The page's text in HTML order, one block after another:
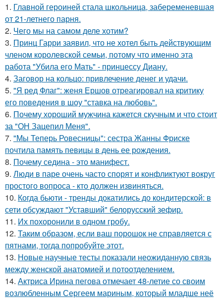
1. Главной героиней стала школьница, забеременевшая
от 21-летнего парня.
2. Чего мы на самом деле хотим?
3. Принц Гарри заявил, что не хотел быть действующим
членом королевской семьи, потому что именно эта
работа "Убила его Мать" - принцессу Диану.
4. Заговор на кольцо: привлечение денег и удачи.
5. "Я ред Флаг": женя Ершов отреагировал на критику
его поведения в шоу "ставка на любовь".
6. Почему хороший мужчина кажется скучным и что стоит
за "ОН Зацепил Меня".
7. "Мы Теперь Ровесницы": сестра Жанны Фриске
почтила память певицы в день ее рождения.
8. Почему седина - это манифест.
9. Люди в паре очень часто спорят и конфликтуют вокруг
простого вопроса - кто должен извиняться.
10. Когда бьюти - тренды докатились до кондитерской: в
сети обсуждают "Уставший" белорусский зефир.
11. Их похоронили в одном гробу.
12. Таким образом, если ваш порошок не справляется с
пятнами, тогда попробуйте этот.
13. Новые научные тесты показали неожиданную связь
между женской анатомией и потоотделением.
14. Актриса Ирина пегова отмечает 48-летие со своим
возлюбленным Сергеем мариным, который младше неё